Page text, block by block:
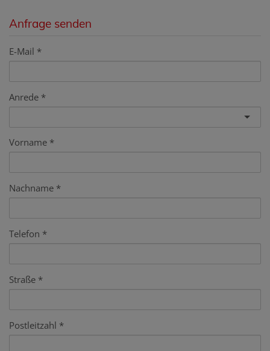
Anfrage senden
E-Mail
Anrede
Vorname
Nachname
Telefon
Straße
Postleitzahl